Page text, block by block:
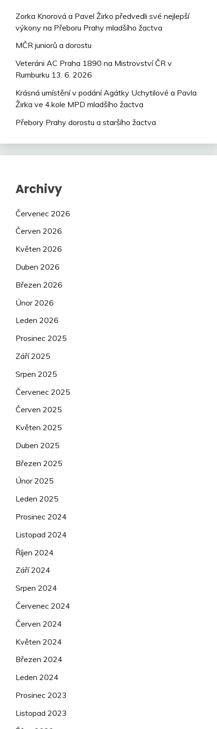
Zorka Knorová a Pavel Žirko předvedli své nejlepší
výkony na Přeboru Prahy mladšího žactva
MČR juniorů a dorostu
Veteráni AC Praha 1890 na Mistrovství ČR v
Rumburku 13. 6. 2026
Krásná umístění v podání Agátky Uchytilové a Pavla
Žirka ve 4.kole MPD mladšího žactva
Přebory Prahy dorostu a staršího žactva
Archivy
Červenec 2026
Červen 2026
Květen 2026
Duben 2026
Březen 2026
Únor 2026
Leden 2026
Prosinec 2025
Září 2025
Srpen 2025
Červenec 2025
Červen 2025
Květen 2025
Duben 2025
Březen 2025
Únor 2025
Leden 2025
Prosinec 2024
Listopad 2024
Říjen 2024
Září 2024
Srpen 2024
Červenec 2024
Červen 2024
Květen 2024
Březen 2024
Leden 2024
Prosinec 2023
Listopad 2023